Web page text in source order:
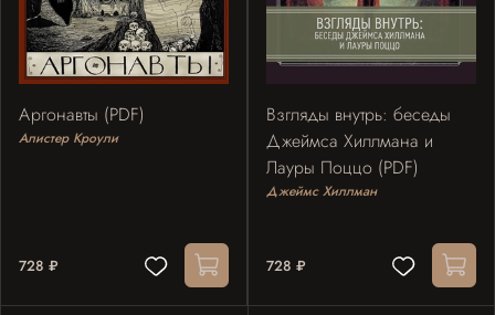
Аргонавты (PDF)
Алистер Кроули
728 ₽
Взгляды внутрь: беседы
Джеймса Хиллмана и
Лауры Поццо (PDF)
Джеймс Хиллман
728 ₽